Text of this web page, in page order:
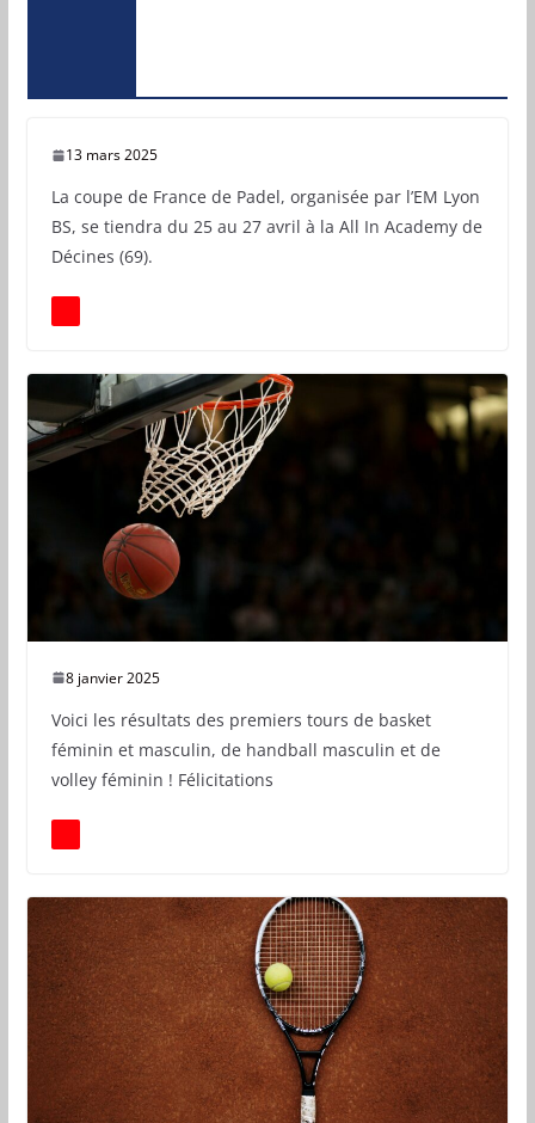
13 mars 2025
La coupe de France de Padel, organisée par l’EM Lyon
BS, se tiendra du 25 au 27 avril à la All In Academy de
Décines (69).
8 janvier 2025
Voici les résultats des premiers tours de basket
féminin et masculin, de handball masculin et de
volley féminin ! Félicitations